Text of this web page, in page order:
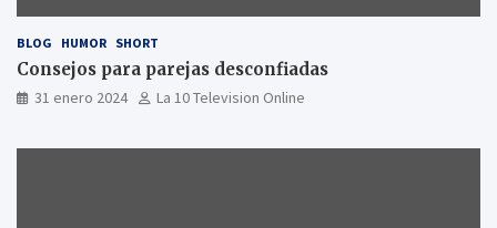
BLOG HUMOR SHORT
Consejos para parejas desconfiadas
31 enero 2024 La 10 Television Online